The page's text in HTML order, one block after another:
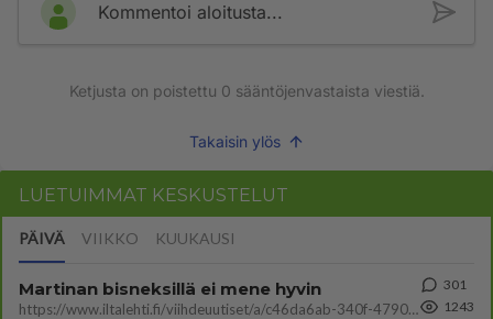
Kommentoi aloitusta...
Ketjusta on poistettu 0 sääntöjenvastaista viestiä.
Takaisin ylös
LUETUIMMAT KESKUSTELUT
PÄIVÄ VIIKKO KUUKAUSI
Martinan bisneksillä ei mene hyvin
https://www.iltalehti.fi/viihdeuutiset/a/c46da6ab-340f-4790-aaa7-0865eed2336 Yrityksen konkurssihakemus on tullut kärä
301
1243